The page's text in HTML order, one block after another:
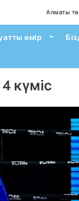
Алматы төтенше
өмір Toggle
күміс